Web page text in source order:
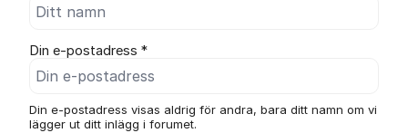
Din e-postadress *
Din e-postadress visas aldrig för andra, bara ditt namn om vi
lägger ut ditt inlägg i forumet.